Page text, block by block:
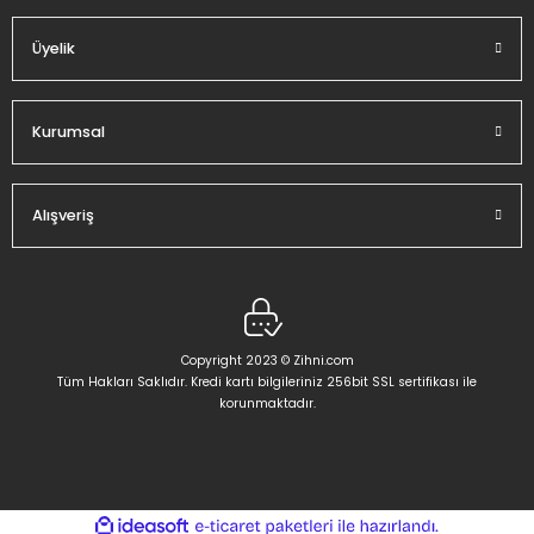
Üyelik
Kurumsal
Alışveriş
Copyright 2023 © Zihni.com
Tüm Hakları Saklıdır. Kredi kartı bilgileriniz 256bit SSL sertifikası ile
korunmaktadır.
ideasoft e-